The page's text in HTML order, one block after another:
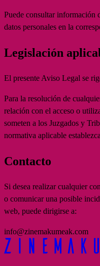
Puede consultar información
datos personales en la
Legislación
El presente Aviso Legal se
Para la resolución de
relación con el acceso o
someten a los Juzgados y
normativa aplicable
Contacto
Si desea realizar cualquier
o comunicar una posible
web, puede dirigirse a:
info@zinemakumeak.com